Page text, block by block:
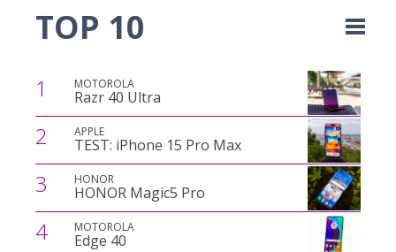
TOP 10
1 MOTOROLA
Razr 40 Ultra
2 APPLE
TEST: iPhone 15 Pro Max
3 HONOR
HONOR Magic5 Pro
4 MOTOROLA
Edge 40